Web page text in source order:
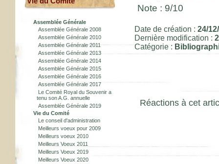
Assemblée Générale
Assemblée Générale 2008
Assemblée Générale 2010
Assemblée Générale 2011
Assemblée Générale 2013
Assemblée Générale 2014
Assemblée Générale 2015
Assemblée Générale 2016
Assemblée Générale 2017
Le Comité Royal du Souvenir a
tenu son A.G. annuelle
Assemblée Générale 2019
Vie du Comité
Le conseil d'administration
Meilleurs voeux pour 2009
Meilleurs voeux 2010
Meilleurs Voeux 2011
Meilleurs Voeux 2019
Meilleurs Voeux 2020
Note : 9/10
Date de création : 24/
Dernière modification :
Catégorie :
Réactions à cet